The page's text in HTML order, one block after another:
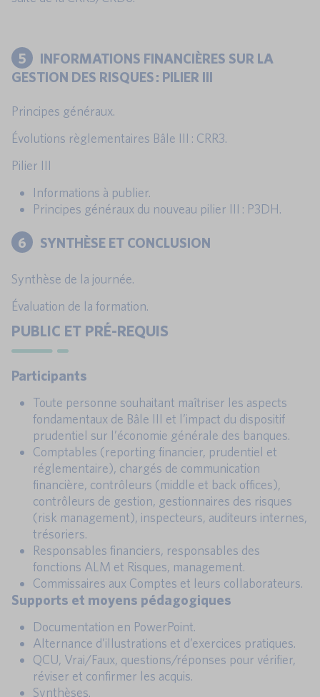
5
INFORMATIONS FINANCIÈRES SUR LA
GESTION DES RISQUES : PILIER III
Principes généraux.
Évolutions règlementaires Bâle III : CRR3.
Pilier III
Informations à publier.
Principes généraux du nouveau pilier III : P3DH.
6 SYNTHÈSE ET CONCLUSION
Synthèse de la journée.
Évaluation de la formation.
PUBLIC ET PRÉ-REQUIS
Participants
Toute personne souhaitant maîtriser les aspects
fondamentaux de Bâle III et l’impact du dispositif
prudentiel sur l’économie générale des banques.
Comptables (reporting financier, prudentiel et
réglementaire), chargés de communication
financière, contrôleurs (middle et back offices),
contrôleurs de gestion, gestionnaires des risques
(risk management), inspecteurs, auditeurs internes,
trésoriers.
Responsables financiers, responsables des
fonctions ALM et Risques, management.
Commissaires aux Comptes et leurs collaborateurs.
Supports et moyens pédagogiques
Documentation en PowerPoint.
Alternance d’illustrations et d’exercices pratiques.
QCU, Vrai/Faux, questions/réponses pour vérifier,
réviser et confirmer les acquis.
Synthèses.